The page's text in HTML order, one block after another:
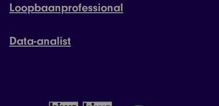
Loopbaanprofessional
Data-analist